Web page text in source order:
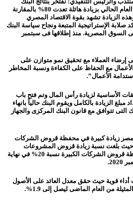
المالية في نهاية النصف الأول من العام الحالي بزيادة هائلة تعدت 80% بالمقارنة
الزيادة تشهد بقوة الاقتصاد المصري
صلابة الإستراتيجية المتبعة ونجاح سياسة البنك
السوق المصرية. منذ إطلاقها فى سبتمبر
إرضاء العملاء مع تحقيق نمو متوازن على
مع الحفاظ على الكفاءة ونسبة المخاطر
الأعمال”.
الأساسية لزيادة رأس المال وتم فتح باب
الزيادة بالكامل ويقوم البنك حالياً بانهاء
التى تتوافق مع قانون البنك المركزى والجهاز
زيادة كبيرة في محفظة قروض الشركات
حيث بلغت نسبة زيادة قروض المشروعات
الصغيرة والمتوسطة 25% ومحفظة قروض الشركات الكبيرة نسبة 20% في نهاية
قوية حيث حقق معدل العائد على الأصول